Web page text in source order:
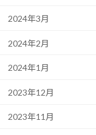
2024年3月
2024年2月
2024年1月
2023年12月
2023年11月